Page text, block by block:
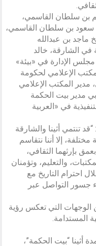
بن سلطان القاسمي،
سعود بن سلطان القاسمي،
ماجد بن عبدالله
في الشارقة، خالد
الإدارة في «بيئة»
الإعلامي لحكومة
مدير المكتب الإعلامي
مدير بيت الحكمة
في «العربية
تنتمي أثينا والشارقة
إلا أننا نتقاسم
بإرثهما الثقافي،
والتعليم، وتؤمنان
احترام التاريخ مع
جسور التواصل عبر
الوجهات التي تعكس رؤية
المستدامة.
أثينا “بيت الحكمة”،